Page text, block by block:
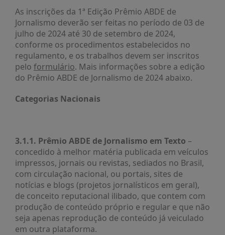
DADOS
FRENTE
PARLAMENTAR
SOBRE
A
FRENTE
MATERIAIS
CURSOS
E
EVENTOS
INSCRIÇÕES
MATERIAIS
DISPONÍVEIS
PUBLICAÇÕES
As inscrições da 1ª Edição Prêmio ABDE de
Jornalismo deverão ser feitas no período de 03 de
julho de 2024 até 30 de setembro de 2024,
conforme os procedimentos estabelecidos no
regulamento, e os trabalhos devem ser inscritos
pelo formulário. Mais informações sobre a edição
do Prêmio ABDE de Jornalismo de 2024 abaixo.
Categorias Nacionais
3.1.1. Prêmio ABDE de Jornalismo em Texto –
concedido à melhor matéria publicada em veículos
impressos, jornais ou revistas, sediados no Brasil,
com circulação nacional, ou portais, sites de
notícias e blogs (projetos jornalísticos em geral),
de conceito reputacional ilibado, que contem com
produção de conteúdo próprio e regular e que não
seja apenas reprodução de conteúdo já veiculado
em outra plataforma.